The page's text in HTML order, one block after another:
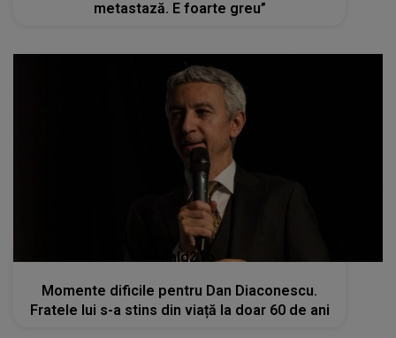
metastază. E foarte greu”
kanald2.ro
Momente dificile pentru Dan Diaconescu.
Fratele lui s-a stins din viață la doar 60 de ani